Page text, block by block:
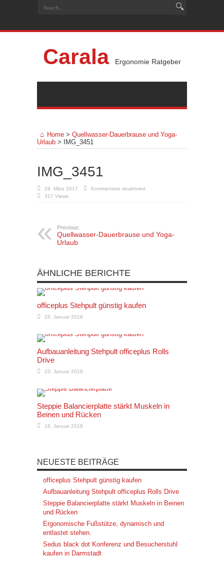
Carala Ergonomie Ratgeber
Home > Quellwasser-Dauerbrause und Yoga-
Urlaub > IMG_3451
IMG_3451
28. März 2017 Kommentare deaktiviertfür
317 Views
Previous:
Quellwasser-Dauerbrause und Yoga-
Urlaub
ÄHNLICHE BERICHTE
officeplus Stehpult günstig kaufen
25. Januar 2018
Aufbauanleitung Stehpult officeplus Rolls
Drive
23. Januar 2018
Steppie Balancierplatte stärkt Muskeln in
Beinen und Rücken
18. Januar 2018
NEUESTE BEITRÄGE
officeplus Stehpult günstig kaufen
Aufbauanleitung Stehpult officeplus Rolls Drive
Steppie Balancierplatte stärkt Muskeln in Beinen
und Rücken
Ergonomische Fußstütze, dynamisch und
entlastet stehen.
Sedus black dot Konferenz und Besucherstuhl
kaufen in Darmstadt